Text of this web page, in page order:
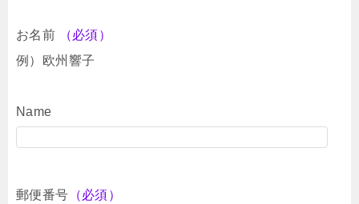
お名前
（必須）
例）欧州響子
Name
郵便番号 （必須）